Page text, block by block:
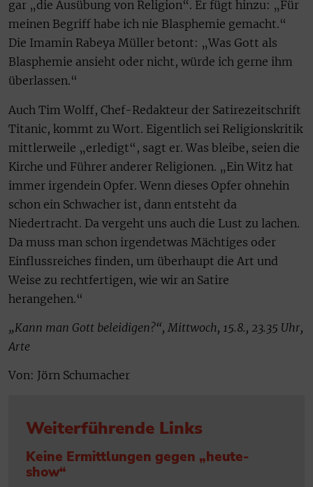
gar „die Ausübung von Religion“. Er fügt hinzu: „Für
meinen Begriff habe ich nie Blasphemie gemacht.“
Die Imamin Rabeya Müller betont: „Was Gott als
Blasphemie ansieht oder nicht, würde ich gerne ihm
überlassen.“
Auch Tim Wolff, Chef-Redakteur der Satirezeitschrift
Titanic, kommt zu Wort. Eigentlich sei Religionskritik
mittlerweile „erledigt“, sagt er. Was bleibe, seien die
Kirche und Führer anderer Religionen. „Ein Witz hat
immer irgendein Opfer. Wenn dieses Opfer ohnehin
schon ein Schwacher ist, dann entsteht da
Niedertracht. Da vergeht uns auch die Lust zu lachen.
Da muss man schon irgendetwas Mächtiges oder
Einflussreiches finden, um überhaupt die Art und
Weise zu rechtfertigen, wie wir an Satire
herangehen.“
„Kann man Gott beleidigen?“, Mittwoch, 15.8., 23.35 Uhr,
Arte
Von: Jörn Schumacher
Weiterführende Links
Keine Ermittlungen gegen „heute-
show“